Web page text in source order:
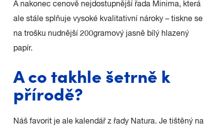
A nakonec cenově nejdostupnější řada Minima, která
ale stále splňuje vysoké kvalitativní nároky – tiskne se
na trošku nudnější 200gramový jasně bílý hlazený
papír.
A co takhle šetrně k
přírodě?
Náš favorit je ale kalendář z řady Natura. Je tištěný na